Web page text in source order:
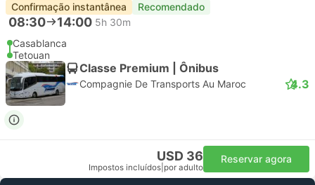
Confirmação instantânea Recomendado
08:30 14:00 5h 30m
Casablanca
Tetouan
Classe Premium | Ônibus
Compagnie De Transports Au Maroc 4.3
USD 36
Impostos incluídos por adulto
Reservar agora